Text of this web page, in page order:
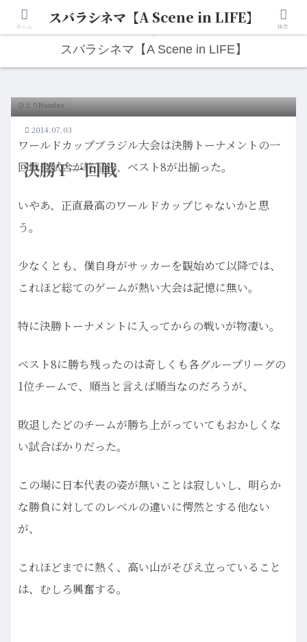
人生は“ひとりごと”から始まる。映画と写真と日々のこと。
スバラシネマ【A Scene in LIFE】
決勝T一回戦
ひとりNumber
2014.07.03
ワールドカップブラジル大会は決勝トーナメントの一
回戦全試合が終了し、ベスト8が出揃った。
いやあ、正直最高のワールドカップじゃないかと思
う。
少なくとも、僕自身がサッカーを観始めて以降では、
これほど総てのゲームが熱い大会は記憶に無い。
特に決勝トーナメントに入ってからの戦いが物凄い。
ベスト8に勝ち残ったのは奇しくも各グループリーグの
1位チームで、順当と言えば順当なのだろうが、
敗退したどのチームが勝ち上がっていてもおかしくな
い試合ばかりだった。
この場に日本代表の姿が無いことは寂しいし、明らか
な勝負に対してのレベルの違いに愕然とする他ない
が、
これほどまでに熱く、高い山がそびえ立っていること
は、むしろ興奮する。
ホーム スバラシネマ【A Scene in LIFE】 検索